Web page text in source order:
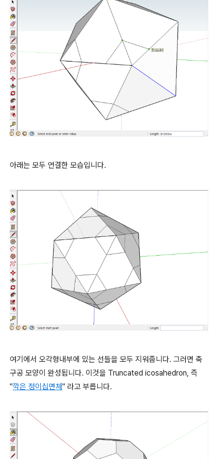
아래는 모두 연결한 모습입니다.
여기에서 오각형내부에 있는 선들을 모두 지워줍니다. 그러면 축
구공 모양이 완성됩니다. 이것을 Truncated icosahedron, 즉
"깍은 정이십면체 " 라고 부릅니다.